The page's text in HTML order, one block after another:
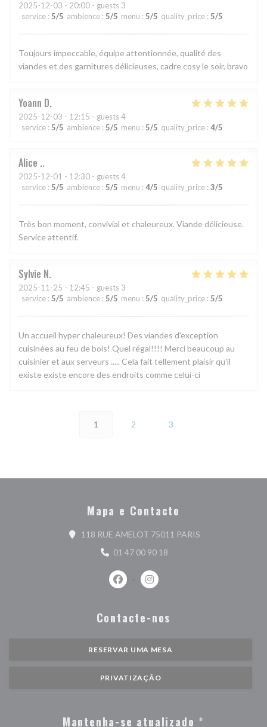
2025-12-03 - 20:00 - guests 3
service : 5/5 ambience : 5/5 menu : 5/5 quality_price : 5/5
Toujours impeccable, équipe attentionnée, qualité des
viandes et des garnitures délicieuses, cadre cosy le soir, bravo
Yoann D
2025-12-03 - 12:15 - guests 4
service : 5/5 ambience : 5/5 menu : 5/5 quality_price : 4/5
Alice .
2025-12-01 - 12:30 - guests 4
service : 5/5 ambience : 5/5 menu : 4/5 quality_price : 3/5
Très bon moment, convivial et chaleureux. Viande délicieuse.
Service attentif.
Sylvie N
2025-11-25 - 12:45 - guests 3
service : 5/5 ambience : 5/5 menu : 5/5 quality_price : 5/5
Un accueil hyper chaleureux! Des viandes d'exception
cuisinées au feu de bois! Quel régal!!!! Merci beaucoup au
cuisinier et aux serveurs ..... Cela fait tellement plaisir qu'il
existe existe encore des endroits comme celui-ci
1 2 3
Mapa e Contacto
118 RUE AMELOT 75011 PARIS((abre numa nova
01 47 00 90 18
Facebook ((abre numa nova janela))
Instagram ((abre numa nova
Contacte-nos
RESERVAR UMA MESA
PRIVATIZAÇÃO
Mantenha-se atualizado *